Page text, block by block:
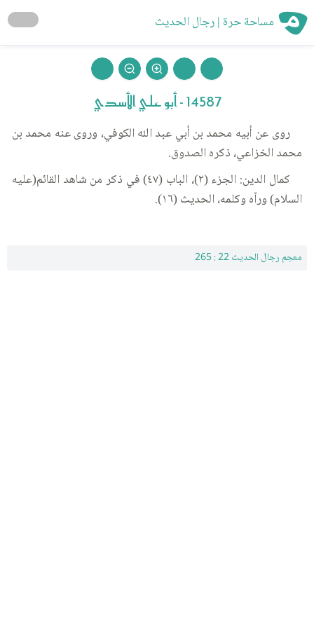
مساحة حرة | رجال الحديث
14587 - أبو علي الأسدي
روى عن أبيه محمد بن أبي عبد الله الكوفي، وروى عنه محمد بن
محمد الخزاعي، ذكره الصدوق.
كمال الدين: الجزء (٢)، الباب (٤٧) في ذكر من شاهد القائم(عليه
السلام) ورآه وكلمه، الحديث (١٦).
معجم رجال الحديث 22 : 265